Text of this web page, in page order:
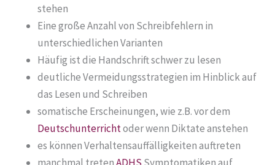
stehen
Eine große Anzahl von Schreibfehlern in
unterschiedlichen Varianten
Häufig ist die Handschrift schwer zu lesen
deutliche Vermeidungsstrategien im Hinblick auf
das Lesen und Schreiben
somatische Erscheinungen, wie z.B. vor dem
Deutschunterrichtoder wenn Diktate anstehen
es können Verhaltensauffälligkeiten auftreten